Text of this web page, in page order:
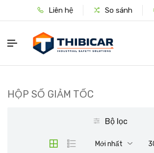
Liên hệ So sánh
HỘP SỐ GIẢM TỐC
Bộ lọc
Mới nhất